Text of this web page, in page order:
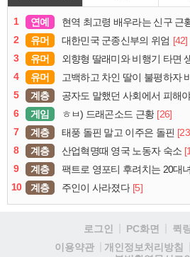
1 연예 현역 최고령 배우라는 신구 근
2
유머 대한민국 군종신부의 위엄 [42]
3
유머 외향형 딸래미와 비행기 타면
4
유머 고백하고 차인 딸이 불평하자
5
계층 공자도 말했던 사회에서 피해
6
게임 ㅎㅂ) 드래곤소드 근황 [26]
7
계층 태풍 돌핀 말고 이주은 돌핀
8
계층 산업혁명때 영국 노동자 숙소
9
계층 팩트로 영포티 후려치는 20대
10
계층 주인이 사라졌다 [5]
로그인 PC화면 퀵
이용약관
개인정보처리방침